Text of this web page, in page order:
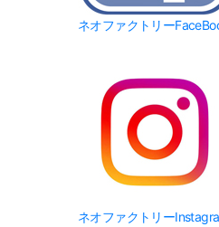
ネオファクトリー
ネオファクトリー